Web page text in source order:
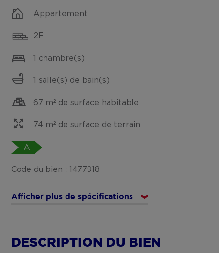
Appartement
2F
1 chambre(s)
1 salle(s) de bain(s)
67 m² de surface habitable
74 m² de surface de terrain
A
Code du bien : 1477918
Afficher plus de spécifications
DESCRIPTION DU BIEN